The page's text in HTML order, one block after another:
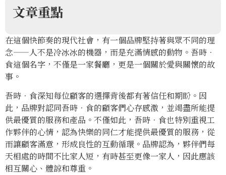
文章重點
在這個快節奏的現代社會，有一個品牌堅持著與眾不同的理
念——人不是冷冰冰的機器，而是充滿情感的動物。吾時．
食這個名字，不僅是一家餐廳，更是一個關於愛與關懷的故
事。
吾時．食深知每位顧客的選擇背後都有著信任和期盼。因
此，品牌對認同吾時．食的顧客們心存感激，並竭盡所能提
供最優質的服務和產品。不僅如此，吾時．食也特別重視工
作夥伴的心情，認為快樂的同仁才能提供最優質的服務，從
而讓顧客滿意，形成良性的互動循環。品牌認為，夥伴們每
天相處的時間不比家人短，有時甚至更像一家人，因此應該
相互關心、體諒和尊重。